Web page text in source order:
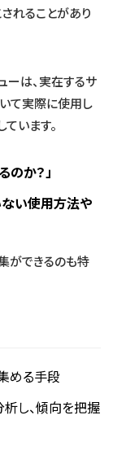
れることがあり
ーは、実在するサ
て実際に使用し
います。
のか？」
ない使用方法や
ができるのも特
める手段
し、傾向を把握